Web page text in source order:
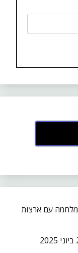
עם ארצות